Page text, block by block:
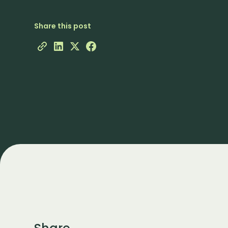
Share this post